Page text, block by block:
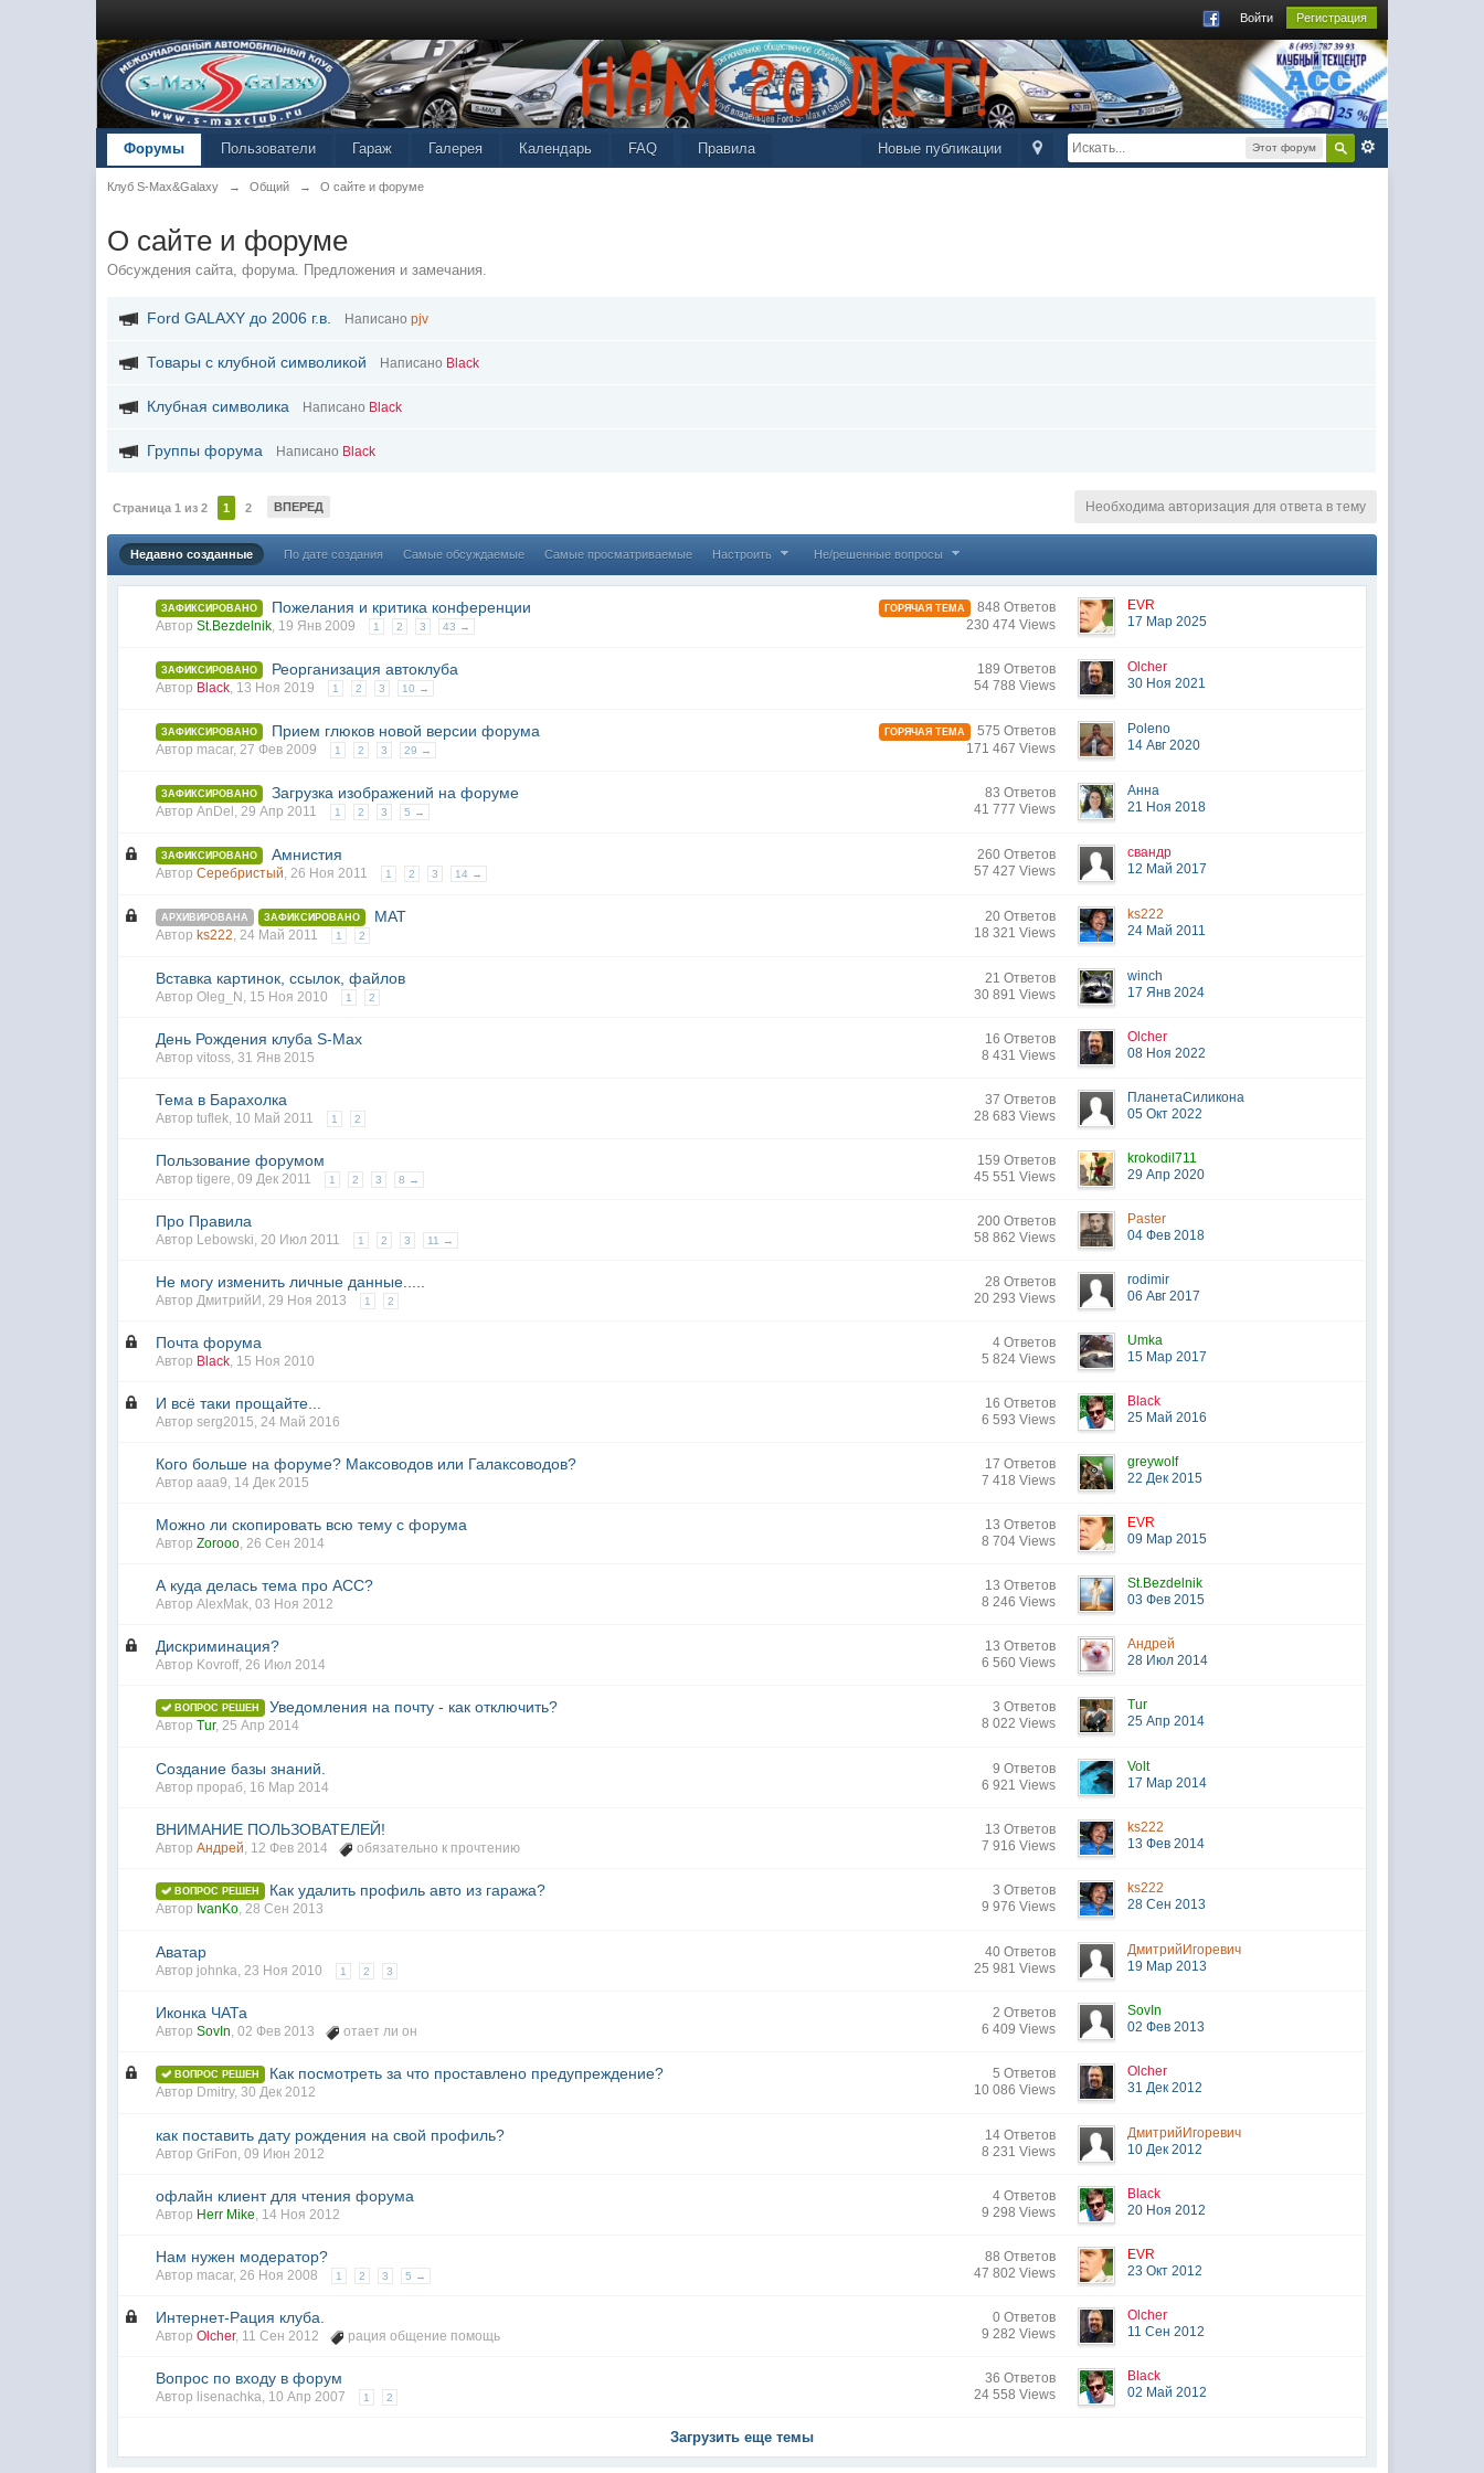
Войти Регистрация
Этот форум
Новые публикации
FAQ Правила
Форумы Пользователи Гараж Галерея Календарь
Клуб S-Max&Galaxy → Общий → О сайте и форуме
О сайте и форуме
Обсуждения сайта, форума. Предложения и замечания.
Ford GALAXY до 2006 г.в. Написаноpjv
Товары с клубной символикой Написано Black
Клубная символика Написано Black
Группы форума Написано Black
Страница 1 из 2 1 2 ВПЕРЕД Необходима авторизация для ответа в тему
Недавно созданные По дате создания Самые обсуждаемые Самые просматриваемые Настроить Не/решенные вопросы
ЗАФИКСИРОВАНО Пожелания и критика конференции
АвторSt.Bezdelnik, 19 Янв 2009 1 2 3 43 →
ГОРЯЧАЯ ТЕМА
848 Ответов
230 474 Views
EVR
17 Мар 2025
ЗАФИКСИРОВАНО Реорганизация автоклуба
Автор Black, 13 Ноя 2019 1 2 3 10 →
189 Ответов
54 788 Views
Olcher
30 Ноя 2021
ЗАФИКСИРОВАНО Прием глюков новой версии форума
Автор macar,27 Фев 2009 1 2 3 29 →
ГОРЯЧАЯ ТЕМА
575 Ответов
171 467 Views
Poleno
14 Авг 2020
ЗАФИКСИРОВАНО Загрузка изображений на форуме
АвторAnDel ,29 Апр 2011 1 2 3 5 →
83 Ответов
41 777 Views
Анна
21 Ноя 2018
ЗАФИКСИРОВАНО Амнистия
АвторСеребристый,26 Ноя 2011 1 2 3 14 →
260 Ответов
57 427 Views
свандр
12 Май 2017
АРХИВИРОВАНА ЗАФИКСИРОВАНО МАТ
Автор ks222,24 Май 2011 1 2
20 Ответов
18 321 Views
ks222
24 Май 2011
Вставка картинок, ссылок, файлов
Автор Oleg_N, 15 Ноя 2010 1 2
21 Ответов
30 891 Views
winch
17 Янв 2024
День Рождения клуба S-Max
Авторvitoss,31 Янв 2015
16 Ответов
8 431 Views
Olcher
08 Ноя 2022
Тема в Барахолка
Авторtuflek, 10 Май 2011 1 2
37 Ответов
28 683 Views
ПланетаСиликона
05 Окт 2022
Пользование форумом
Авторtigere,09 Дек 2011 1 2 3 8 →
159 Ответов
45 551 Views
krokodil711
29 Апр 2020
Про Правила
Автор Lebowski,20 Июл 2011 1 2 3 11 →
200 Ответов
58 862 Views
Paster
04 Фев 2018
Не могу изменить личные данные.....
АвторДмитрийИ,29 Ноя 2013 1 2
28 Ответов
20 293 Views
rodimir
06 Авг 2017
Почта форума
Автор Black, 15 Ноя 2010
4 Ответов
5 824 Views
Umka
15 Мар 2017
И всё таки прощайте...
Автор serg2015,24 Май 2016
16 Ответов
6 593 Views
Black
25 Май 2016
Кого больше на форуме? Максоводов или Галаксоводов?
Авторaaa9, 14 Дек 2015
17 Ответов
7 418 Views
greywolf
22 Дек 2015
Можно ли скопировать всю тему с форума
АвторZorooo,26 Сен 2014
13 Ответов
8 704 Views
EVR
09 Мар 2015
А куда делась тема про АСС?
АвторAlexMak,03 Ноя 2012
13 Ответов
8 246 Views
St.Bezdelnik
03 Фев 2015
Дискриминация?
Автор Kovroff,26 Июл 2014
13 Ответов
6 560 Views
Андрей
28 Июл 2014
ВОПРОС РЕШЕН Уведомления на почту - как отключить?
АвторTur,25 Апр 2014
3 Ответов
8 022 Views
Tur
25 Апр 2014
Создание базы знаний.
Автор прораб, 16 Мар 2014
9 Ответов
6 921 Views
Volt
17 Мар 2014
ВНИМАНИЕ ПОЛЬЗОВАТЕЛЕЙ!
АвторАндрей, 12 Фев 2014 обязательно к прочтению
13 Ответов
7 916 Views
ks222
13 Фев 2014
ВОПРОС РЕШЕН Как удалить профиль авто из гаража?
Автор IvanKo,28 Сен 2013
3 Ответов
9 976 Views
ks222
28 Сен 2013
Аватар
Автор johnka,23 Ноя 2010 1 2 3
40 Ответов
25 981 Views
ДмитрийИгоревич
19 Мар 2013
Иконка ЧАТа
АвторSovIn,02 Фев 2013 отает ли он
2 Ответов
6 409 Views
SovIn
02 Фев 2013
ВОПРОС РЕШЕН Как посмотреть за что проставлено предупреждение?
Автор Dmitry,30 Дек 2012
5 Ответов
10 086 Views
Olcher
31 Дек 2012
как поставить дату рождения на свой профиль?
АвторGriFon,09 Июн 2012
14 Ответов
8 231 Views
ДмитрийИгоревич
10 Дек 2012
офлайн клиент для чтения форума
Автор Herr Mike, 14 Ноя 2012
4 Ответов
9 298 Views
Black
20 Ноя 2012
Нам нужен модератор?
Автор macar,26 Ноя 2008 1 2 3 5 →
88 Ответов
47 802 Views
EVR
23 Окт 2012
Интернет-Рация клуба.
АвторOlcher, 11 Сен 2012 рация общение помощь
0 Ответов
9 282 Views
Olcher
11 Сен 2012
Вопрос по входу в форум
Автор lisenachka, 10 Апр 2007 1 2
36 Ответов
24 558 Views
Black
02 Май 2012
Загрузить еще темы